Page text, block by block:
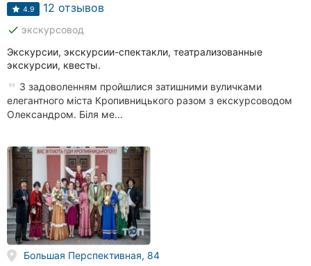
4.9 12 отзывов
done экскурсовод
Экскурсии, экскурсии-спектакли, театрализованные
экскурсии, квесты.
З задоволенням пройшлися затишними вуличками
елегантного міста Кропивницького разом з екскурсоводом
Олександром. Біля ме...
Большая Перспективная, 84